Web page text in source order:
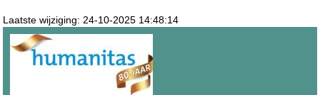
Laatste wijziging: 24-10-2025 14:48:14